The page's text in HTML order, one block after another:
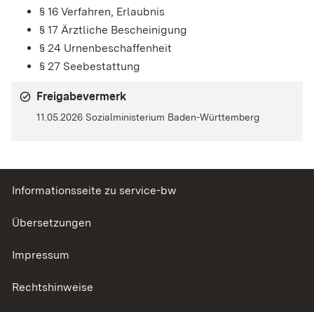
§ 16 Verfahren, Erlaubnis
§ 17 Ärztliche Bescheinigung
§ 24 Urnenbeschaffenheit
§ 27 Seebestattung
Freigabevermerk
11.05.2026 Sozialministerium Baden-Württemberg
Informationsseite zu service-bw
Übersetzungen
Impressum
Rechtshinweise